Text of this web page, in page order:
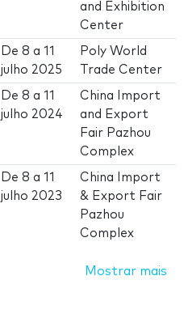
and Exhibition
Center
De8 a11
julho 2025
Poly World
Trade Center
De8 a11
julho 2024
China Import
and Export
Fair Pazhou
Complex
De8 a11
julho 2023
China Import
& Export Fair
Pazhou
Complex
Mostrar mais